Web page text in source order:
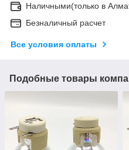
Наличными(только в
Безналичный расчет
Все условия оплаты
Подобные товары